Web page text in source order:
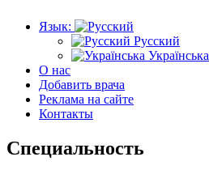
Язык:
Русский
Українська
О нас
Добавить врача
Реклама на сайте
Контакты
Специальность